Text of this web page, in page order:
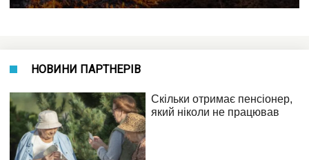
НОВИНИ ПАРТНЕРІВ